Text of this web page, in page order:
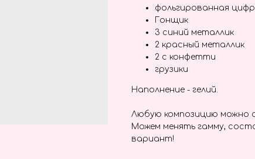
фольгированная
Гонщик
3 синий металлик
2 красный металлик
2 с конфетти
грузики
Наполнение - гелий.
Любую композицию можно
Можем менять гамму,
вариант!